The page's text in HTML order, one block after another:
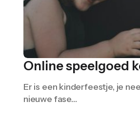
Online speelgoed
Er is een kinderfeestje, je
nieuwe fase…